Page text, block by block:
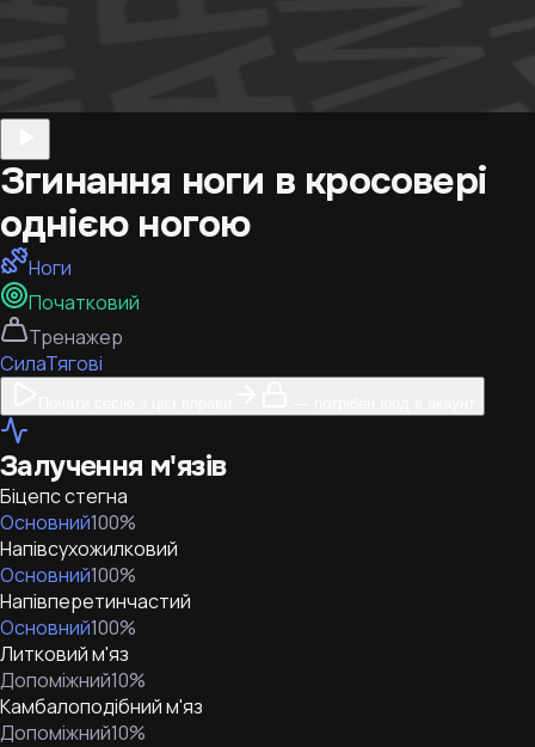
Згинання ноги в кросовері
однією ногою
Ноги
Початковий
Тренажер
СилаТягові
Залучення м'язів
Біцепс стегна
Основний100%
Напівсухожилковий
Основний100%
Напівперетинчастий
Основний100%
Литковий м'яз
Допоміжний10%
Камбалоподібний м'яз
Допоміжний10%